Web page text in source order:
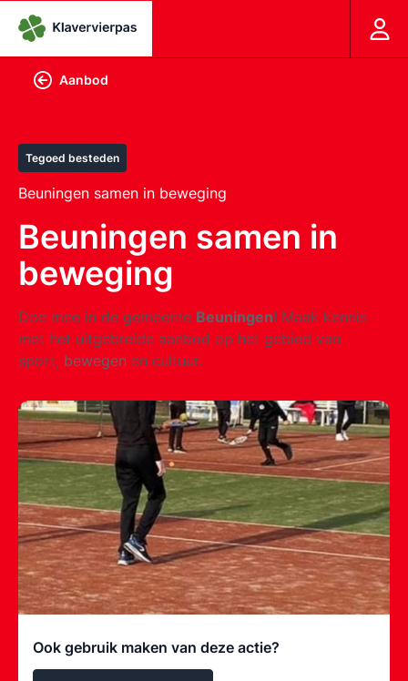
Aanbod
Tegoed besteden
Beuningen samen in beweging
Beuningen samen in
beweging
Doe mee in de gemeente Beuningen! Maak kennis
met het uitgebreide aanbod op het gebied van
sport, bewegen en cultuur.
Ook gebruik maken van deze actie?